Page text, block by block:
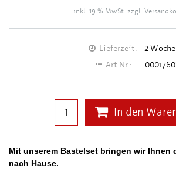
inkl. 19 % MwSt. zzgl.
Lieferzeit:
2
Art.Nr.:
In den
Mit unserem Bastelset bringen wir Ihnen
nach Hause.